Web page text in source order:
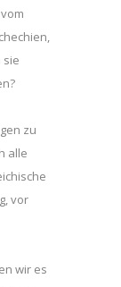
sie
zu
alle
vor
wir es